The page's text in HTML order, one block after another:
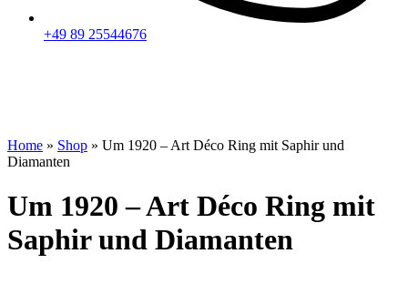
+49 89 25544676
Home » Shop » Um 1920 – Art Déco Ring mit Saphir und
Diamanten
Um 1920 – Art Déco Ring mit
Saphir und Diamanten